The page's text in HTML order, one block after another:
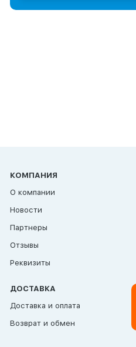
КОМПАНИЯ
О компании
Новости
Партнеры
Отзывы
Реквизиты
ДОСТАВКА
Доставка и оплата
Возврат и обмен